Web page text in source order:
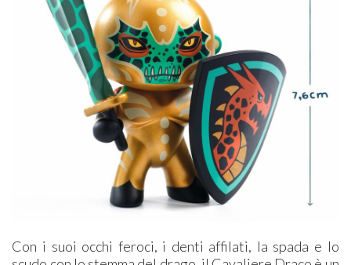
Con i suoi occhi feroci, i denti affilati, la spada e lo